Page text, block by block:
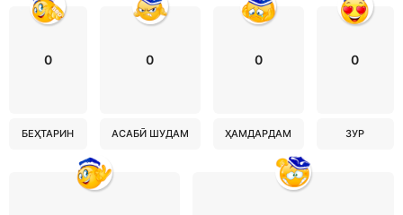
0
БЕҲТАРИН
0
АСАБӢ ШУДАМ
0
ҲАМДАРДАМ
0
ЗУР